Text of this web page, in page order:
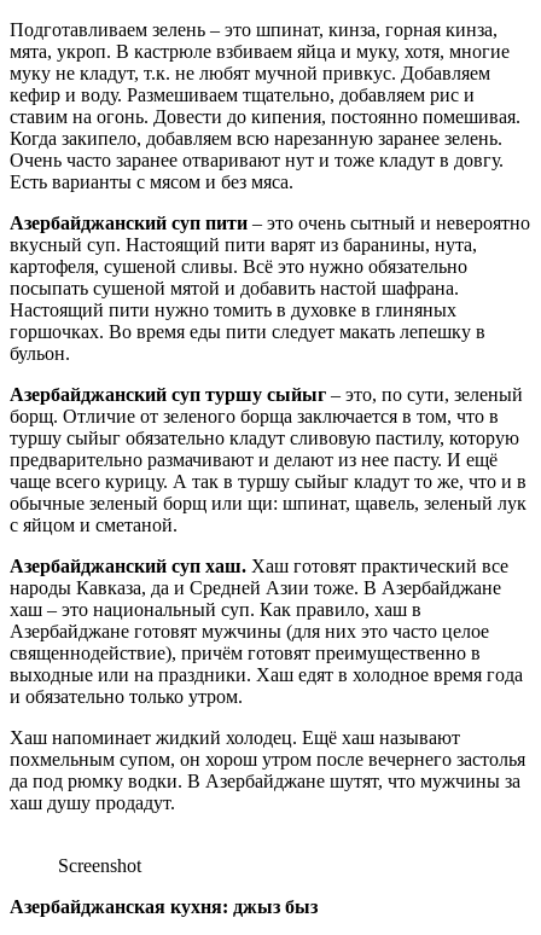
Подготавливаем зелень – это шпинат, кинза, горная кинза,
мята, укроп. В кастрюле взбиваем яйца и муку, хотя, многие
муку не кладут, т.к. не любят мучной привкус. Добавляем
кефир и воду. Размешиваем тщательно, добавляем рис и
ставим на огонь. Довести до кипения, постоянно помешивая.
Когда закипело, добавляем всю нарезанную заранее зелень.
Очень часто заранее отваривают нут и тоже кладут в довгу.
Есть варианты с мясом и без мяса.
Азербайджанский суп пити – это очень сытный и невероятно
вкусный суп. Настоящий пити варят из баранины, нута,
картофеля, сушеной сливы. Всё это нужно обязательно
посыпать сушеной мятой и добавить настой шафрана.
Настоящий пити нужно томить в духовке в глиняных
горшочках. Во время еды пити следует макать лепешку в
бульон.
Азербайджанский суп туршу сыйыг – это, по сути, зеленый
борщ. Отличие от зеленого борща заключается в том, что в
туршу сыйыг обязательно кладут сливовую пастилу, которую
предварительно размачивают и делают из нее пасту. И ещё
чаще всего курицу. А так в туршу сыйыг кладут то же, что и в
обычные зеленый борщ или щи: шпинат, щавель, зеленый лук
с яйцом и сметаной.
Азербайджанский суп хаш. Хаш готовят практический все
народы Кавказа, да и Средней Азии тоже. В Азербайджане
хаш – это национальный суп. Как правило, хаш в
Азербайджане готовят мужчины (для них это часто целое
священнодействие), причём готовят преимущественно в
выходные или на праздники. Хаш едят в холодное время года
и обязательно только утром.
Хаш напоминает жидкий холодец. Ещё хаш называют
похмельным супом, он хорош утром после вечернего застолья
да под рюмку водки. В Азербайджане шутят, что мужчины за
хаш душу продадут.
Screenshot
Азербайджанская кухня: джыз быз